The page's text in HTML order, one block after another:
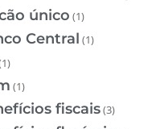
único (1)
Central (1)
(1)
fiscais(3)